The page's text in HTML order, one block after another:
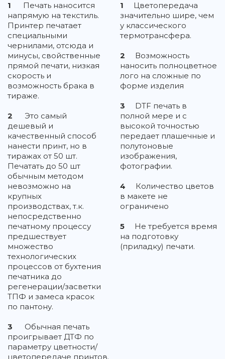
1
Печать наносится
напрямую на текстиль.
Принтер печатает
специальными
чернилами, отсюда и
минусы, свойственные
прямой печати, низкая
скорость и
возможность брака в
тираже.
2
Это самый
дешевый и
качественный способ
нанести принт, но в
тиражах от 50 шт.
Печатать до 50 шт
обычным методом
невозможно на
крупных
производствах, т.к.
непосредственно
печатному процессу
предшествует
множество
технологических
процессов от бухтения
печатника до
регенерации/засветки
ТПФ и замеса красок
по пантону.
3
Обычная печать
проигрывает ДТФ по
параметру цветности/
цветопередаче принтов.
1
Цветопередача
значительно шире, чем
у классического
термотрансфера.
2
Возможность
наносить полноцветное
лого на сложные по
форме изделия
3
DTF печать в
полной мере и с
высокой точностью
передает плашечные и
полутоновые
изображения,
фотографии.
4
Количество цветов
в макете не
ограничено
5
Не требуется время
на подготовку
(приладку) печати.